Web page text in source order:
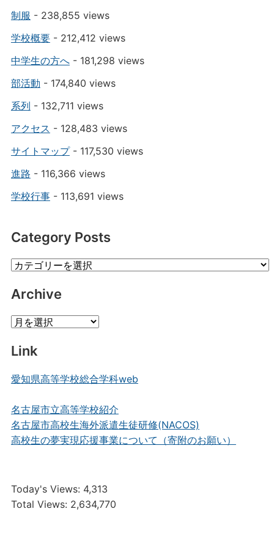
制服 - 238,855 views
学校概要- 212,412 views
中学生の方へ- 181,298 views
部活動 - 174,840 views
系列 - 132,711 views
アクセス - 128,483 views
サイトマップ- 117,530 views
進路 - 116,366 views
学校行事- 113,691 views
Category Posts
Category
Archive
Archive
Link
愛知県高等学校総合学科web
名古屋市立高等学校紹介
名古屋市高校生海外派遣生徒研修(NACOS)
高校生の夢実現応援事業について（寄附のお願い）
Today's Views: 4,313
Total Views: 2,634,770